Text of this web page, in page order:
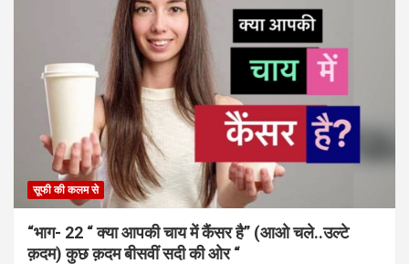
सूफी की कलम से
“भाग- 22 “ क्या आपकी चाय में कैंसर है” (आओ चले..उल्टे
क़दम) कुछ क़दम बीसवीं सदी की ओर “